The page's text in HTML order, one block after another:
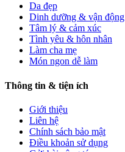
Da đẹp
Dinh dưỡng & vận động
Tâm lý & cảm xúc
Tình yêu & hôn nhân
Làm cha mẹ
Món ngon dễ làm
Thông tin & tiện ích
Giới thiệu
Liên hệ
Chính sách bảo mật
Điều khoản sử dụng